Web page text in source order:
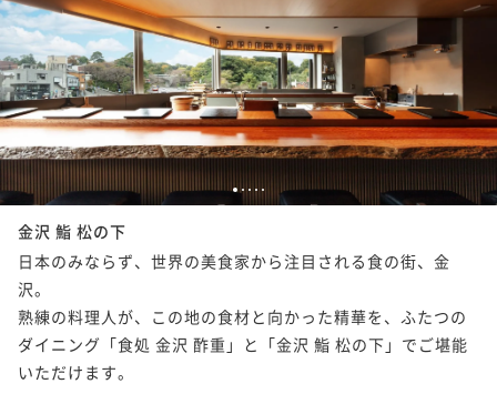
1 2 3 4 5
金沢 鮨 松の下
日本のみならず、世界の美食家から注目される食の街、金
沢。
熟練の料理人が、この地の食材と向かった精華を、ふたつの
ダイニング「食処 金沢 酢重」と「金沢 鮨 松の下」でご堪能
いただけます。